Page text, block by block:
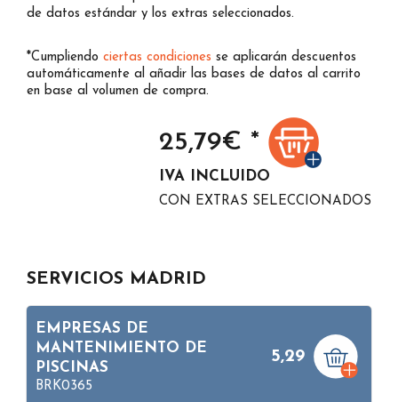
de datos estándar y los extras seleccionados.
*Cumpliendo ciertas condiciones se aplicarán descuentos
automáticamente al añadir las bases de datos al carrito
en base al volumen de compra.
25,79€ *
IVA INCLUIDO
CON EXTRAS SELECCIONADOS
SERVICIOS MADRID
EMPRESAS DE
MANTENIMIENTO DE
PISCINAS
BRK0365
5,29